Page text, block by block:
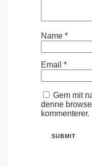
Name *
Email *
Gem mit
denne
kommenterer.